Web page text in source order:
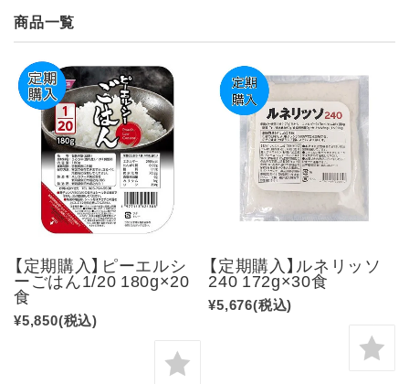
商品一覧
【定期購入】ピーエルシ
ーごはん1/20 180g×20
食
¥5,850(税込)
【定期購入】ルネリッソ
240 172g×30食
¥5,676(税込)